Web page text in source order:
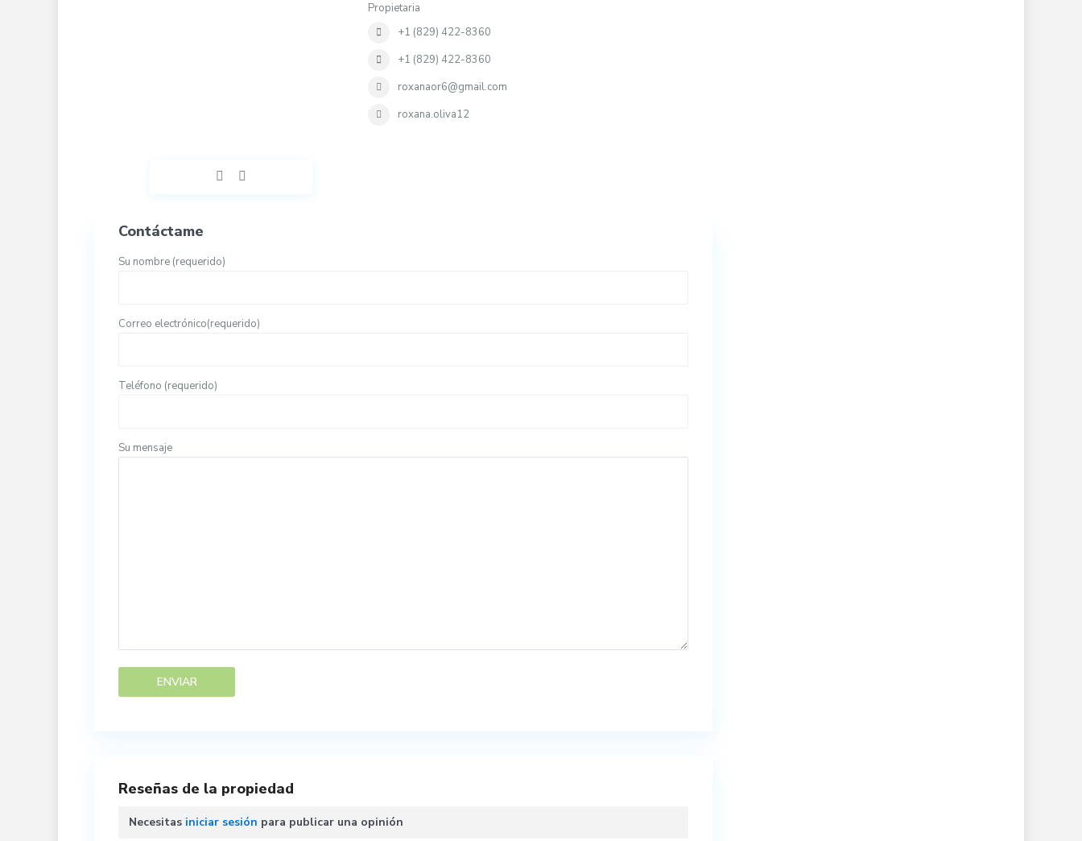
Propietaria
+1 (829) 422-8360
+1 (829) 422-8360
roxanaor6@gmail.com
roxana.oliva12
Contáctame
Su nombre (requerido)
Correo electrónico(requerido)
Teléfono (requerido)
Su mensaje
Reseñas de la propiedad
Necesitas iniciar sesión para publicar una opinión